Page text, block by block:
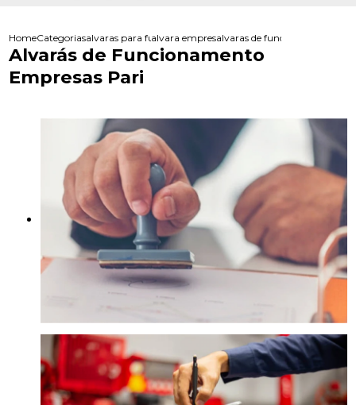
HomeCategoriasalvaras para funcionamentoalvara empresa funcionamento
alvaras de funcionamento
Alvarás de Funcionamento
Empresas Pari